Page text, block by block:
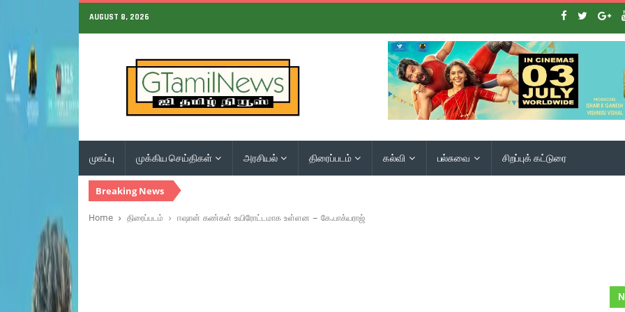
AUGUST 8, 2026
முகப்பு முக்கிய செய்திகள் அரசியல் திரைப்படம் கல்வி பல்சுவை சிறப்புக் கட்டுரை
Breaking News
Home திரைப்படம் ஈஷான் கண்கள் உயிரோட்டமாக உள்ளன – கே.பாக்யராஜ்